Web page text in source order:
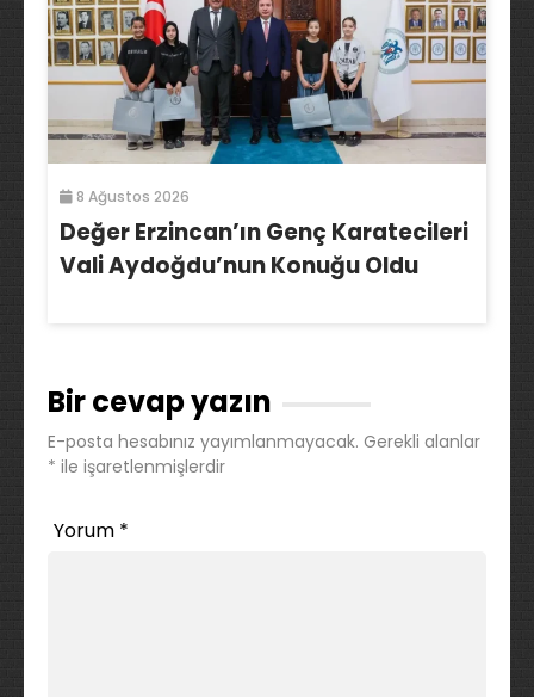
8 Ağustos 2026
Değer Erzincan’ın Genç Karatecileri
Vali Aydoğdu’nun Konuğu Oldu
Bir cevap yazın
E-posta hesabınız yayımlanmayacak. Gerekli alanlar
* ile işaretlenmişlerdir
Yorum *